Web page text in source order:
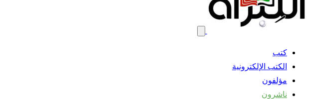
كتب
الكتب الإلكترونية
مؤلفون
ناشرون